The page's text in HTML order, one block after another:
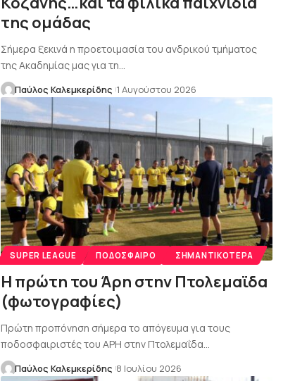
της ομάδας
Σήμερα ξεκινά η προετοιμασία του ανδρικού τμήματος
της Ακαδημίας μας για τη…
Παύλος Καλεμκερίδης 1 Αυγούστου 2026
SUPER LEAGUE ΠΟΔΌΣΦΑΙΡΟ ΣΗΜΑΝΤΙΚΌΤΕΡΑ
Η πρώτη του Άρη στην Πτολεμαϊδα
(φωτογραφίες)
Πρώτη προπόνηση σήμερα το απόγευμα για τους
ποδοσφαιριστές του ΑΡΗ στην Πτολεμαΐδα…
Παύλος Καλεμκερίδης 8 Ιουλίου 2026